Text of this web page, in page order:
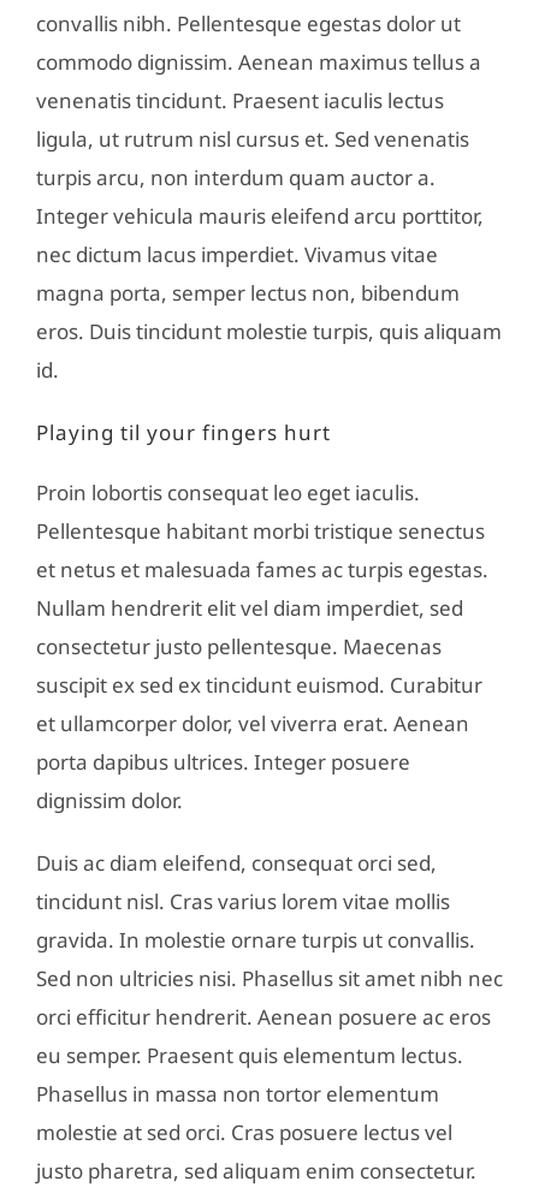
convallis nibh. Pellentesque egestas dolor ut
commodo dignissim. Aenean maximus tellus a
venenatis tincidunt. Praesent iaculis lectus
ligula, ut rutrum nisl cursus et. Sed venenatis
turpis arcu, non interdum quam auctor a.
Integer vehicula mauris eleifend arcu porttitor,
nec dictum lacus imperdiet. Vivamus vitae
magna porta, semper lectus non, bibendum
eros. Duis tincidunt molestie turpis, quis aliquam
id.
Playing til your fingers hurt
Proin lobortis consequat leo eget iaculis.
Pellentesque habitant morbi tristique senectus
et netus et malesuada fames ac turpis egestas.
Nullam hendrerit elit vel diam imperdiet, sed
consectetur justo pellentesque. Maecenas
suscipit ex sed ex tincidunt euismod. Curabitur
et ullamcorper dolor, vel viverra erat. Aenean
porta dapibus ultrices. Integer posuere
dignissim dolor.
Duis ac diam eleifend, consequat orci sed,
tincidunt nisl. Cras varius lorem vitae mollis
gravida. In molestie ornare turpis ut convallis.
Sed non ultricies nisi. Phasellus sit amet nibh nec
orci efficitur hendrerit. Aenean posuere ac eros
eu semper. Praesent quis elementum lectus.
Phasellus in massa non tortor elementum
molestie at sed orci. Cras posuere lectus vel
justo pharetra, sed aliquam enim consectetur.